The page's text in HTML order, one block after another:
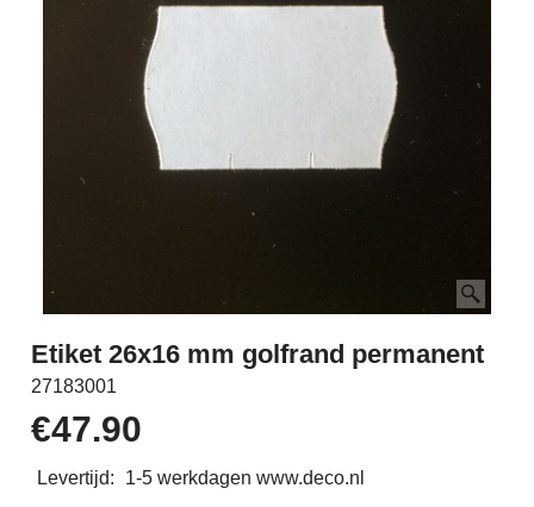
Etiket 26x16 mm golfrand permanent
27183001
€47.90
Levertijd: 1-5 werkdagen www.deco.nl